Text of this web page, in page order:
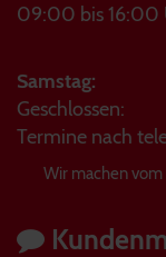
09:00 bis 16:00
Samstag:
Geschlossen:
Termine nach
Wir machen